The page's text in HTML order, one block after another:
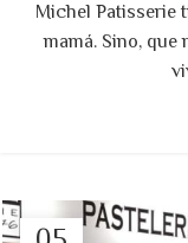
Michel Patisserie
mamá. Sino,